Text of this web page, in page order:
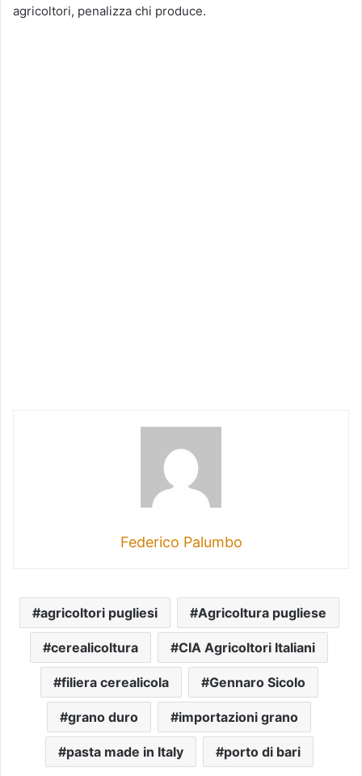
agricoltori, penalizza chi produce.
Federico Palumbo
agricoltori pugliesi Agricoltura pugliese
cerealicoltura CIA Agricoltori Italiani
filiera cerealicola Gennaro Sicolo
grano duro importazioni grano
pasta made in Italy porto di bari